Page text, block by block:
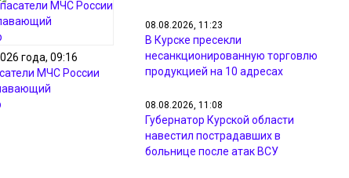
года, 09:16
МЧС России
08.08.2026, 11:23
В Курске пресекли
несанкционированную торговлю
продукцией на 10 адресах
08.08.2026, 11:08
Губернатор Курской области
навестил пострадавших в
больнице после атак ВСУ